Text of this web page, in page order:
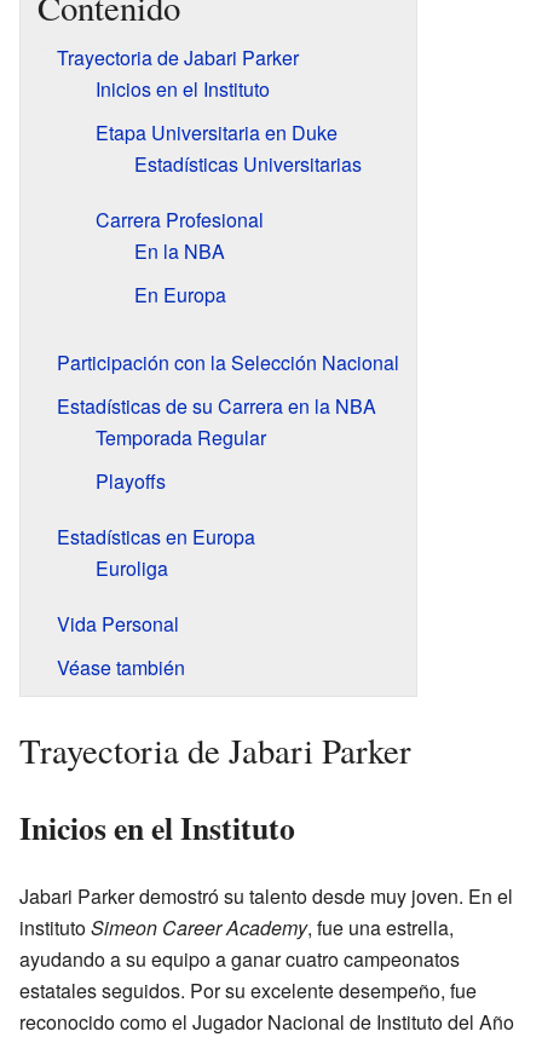
Trayectoria de Jabari Parker
Inicios en el Instituto
Etapa Universitaria en Duke
Estadísticas Universitarias
Carrera Profesional
En la NBA
En Europa
Participación con la Selección Nacional
Estadísticas de su Carrera en la NBA
Temporada Regular
Playoffs
Estadísticas en Europa
Euroliga
Vida Personal
Véase también
Trayectoria de Jabari Parker
Inicios en el Instituto
Jabari Parker demostró su talento desde muy joven. En el
institutoSimeon Career Academy, fue una estrella,
ayudando a su equipo a ganar cuatro campeonatos
estatales seguidos. Por su excelente desempeño, fue
reconocido como el Jugador Nacional de Instituto del Año